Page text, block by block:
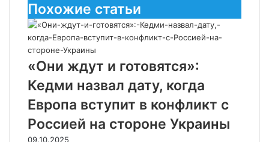
Похожие статьи
«Они ждут и готовятся»:
Кедми назвал дату, когда
Европа вступит в конфликт с
Россией на стороне Украины
09.10.2025